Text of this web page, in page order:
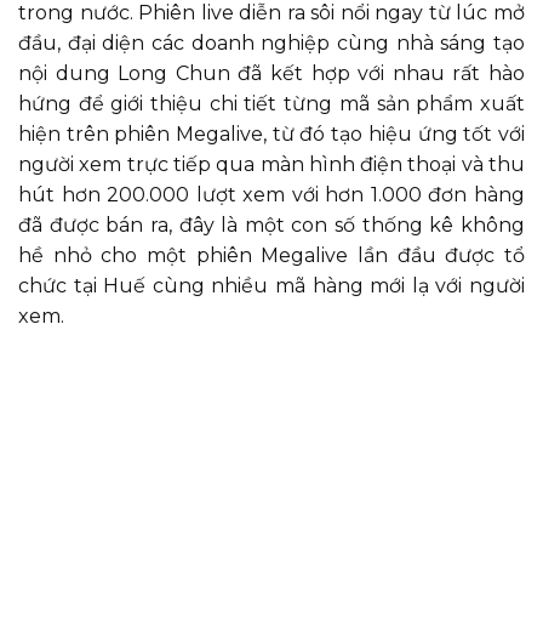
trong nước. Phiên live diễn ra sôi nổi ngay từ lúc mở
đầu, đại diện các doanh nghiệp cùng nhà sáng tạo
nội dung Long Chun đã kết hợp với nhau rất hào
hứng để giới thiệu chi tiết từng mã sản phẩm xuất
hiện trên phiên Megalive, từ đó tạo hiệu ứng tốt với
người xem trực tiếp qua màn hình điện thoại và thu
hút hơn 200.000 lượt xem với hơn 1.000 đơn hàng
đã được bán ra, đây là một con số thống kê không
hề nhỏ cho một phiên Megalive lần đầu được tổ
chức tại Huế cùng nhiều mã hàng mới lạ với người
xem.